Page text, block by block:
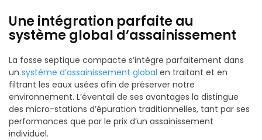
Une intégration parfaite au
système global d’assainissement
La fosse septique compacte s’intègre parfaitement dans
un système d’assainissement global en traitant et en
filtrant les eaux usées afin de préserver notre
environnement. L’éventail de ses avantages la distingue
des micro-stations d’épuration traditionnelles, tant par ses
performances que par le prix d’un assainissement
individuel.